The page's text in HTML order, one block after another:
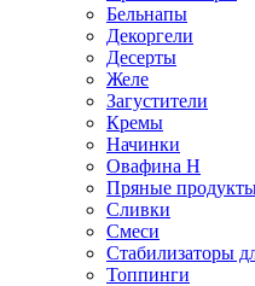
Бельнапы
Декоргели
Десерты
Желe
Загустители
Кремы
Начинки
Овафина Н
Пряные
Сливки
Смеси
Стабилизаторы
Топпинги